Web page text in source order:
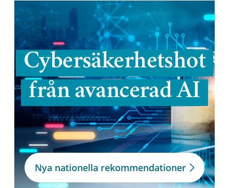
Cybersäkerhetshot
från avancerad AI
Nya nationella rekommendationer